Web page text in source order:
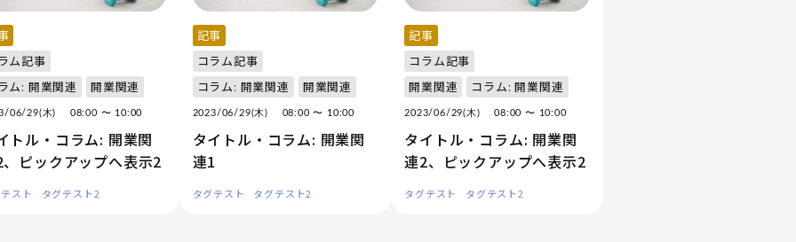
ム記事
ム: 開業関連
開業関連
06/29(木) 08:00 〜 10:00
トル・コラム: 開業関
ピックアップへ表示2
スト タグテスト2
記事
コラム記事
コラム: 開業関連
開業関連
2023/06/29(木) 08:00〜 10:00
タイトル・コラム: 開業関
連1
タグテスト タグテスト2
記事
コラム記事
開業関連
コラム: 開業関連
2023/06/29(木) 08:00〜 10:00
タイトル・コラム: 開業関
連2、ピックアップへ表示2
タグテスト タグテスト2